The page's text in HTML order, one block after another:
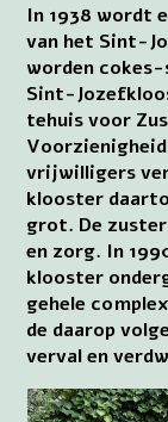
In 1938 wordt
van het Sint-
worden
Sint-
tehuis voor
vrijwilligers
klooster
grot. De
en zorg. In
klooster
gehele
de daarop
verval en